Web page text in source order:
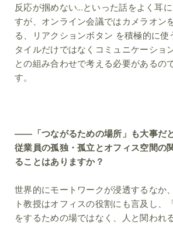
反応が掴めない...といった話をよく耳
すが、オンライン会議ではカメラオン
る、リアクションボタン を積極的に使
タイルだけではなくコミュニケーショ
との組み合わせで考える必要があるの
す。
――「つながるための場所」も大事だと
従業員の孤独・孤立とオフィス空間の
ることはありますか？
世界的にモートワークが浸透するなか
ト教授はオフィスの役割にも言及し、
をするための場ではなく、人と関われ